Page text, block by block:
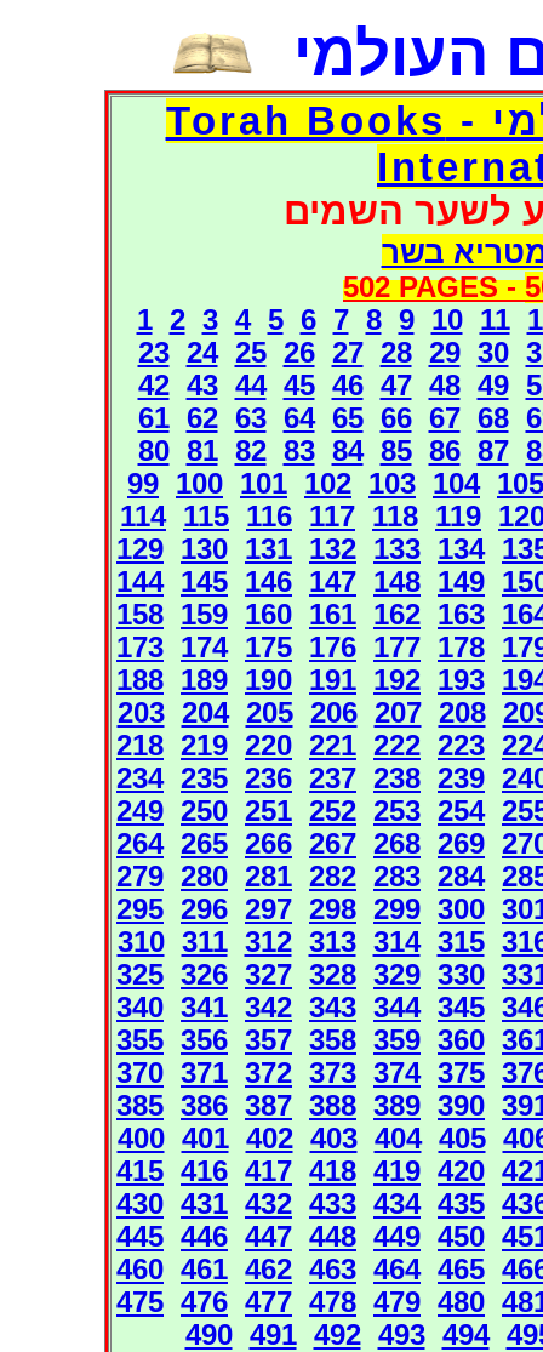
העולמי
דפי אוצר הספרים העולמי - Torah Books
לשער השמים
בשר
502 PAGES -
1 2 3 4 5 6 7 8 9 10 11
23 24 25 26 27 28 29 30
42 43 44 45 46 47 48 49
61 62 63 64 65 66 67 68
80 81 82 83 84 85 86 87
99 100 101 102 103 104 105
114 115 116 117 118 119
129 130 131 132 133 134
144 145 146 147 148 149
158 159 160 161 162 163
173 174 175 176 177 178
188 189 190 191 192 193
203 204 205 206 207 208
218 219 220 221 222 223
234 235 236 237 238 239
249 250 251 252 253 254
264 265 266 267 268 269
279 280 281 282 283 284
295 296 297 298 299 300
310 311 312 313 314 315
325 326 327 328 329 330
340 341 342 343 344 345
355 356 357 358 359 360
370 371 372 373 374 375
385 386 387 388 389 390
400 401 402 403 404 405
415 416 417 418 419 420
430 431 432 433 434 435
445 446 447 448 449 450
460 461 462 463 464 465
475 476 477 478 479 480
490 491 492 493 494